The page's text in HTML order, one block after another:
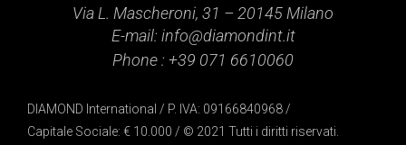
Via L. Mascheroni, 31 – 20145 Milano
E-mail: info@diamondint.it
Phone : +39 071 6610060
DIAMOND International / P. IVA: 09166840968 /
Capitale Sociale: € 10.000 / © 2021 Tutti i diritti riservati.